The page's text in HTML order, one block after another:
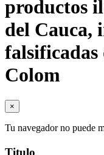
productos
del Cauca,
falsificadas
Colom
×
Tu navegador no puede
Titulo